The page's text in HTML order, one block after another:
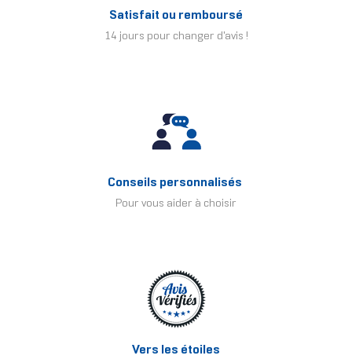
Satisfait ou remboursé
14 jours pour changer d'avis !
Conseils personnalisés
Pour vous aider à choisir
Vers les étoiles